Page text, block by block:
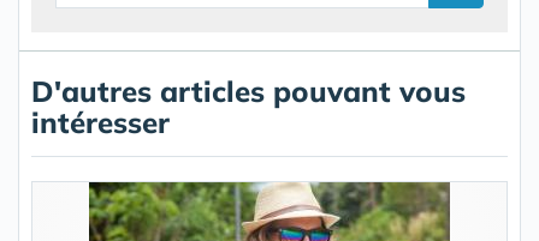
D'autres articles pouvant vous
intéresser